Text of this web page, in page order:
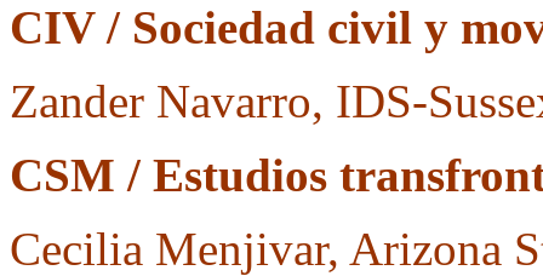
CIV / Sociedad civil y
Zander Navarro, IDS-
CSM / Estudios
Cecilia Menjivar, Arizona